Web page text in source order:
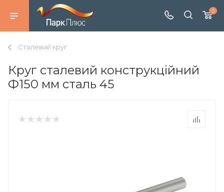
0
Сталевий круг
Круг сталевий конструкційний
Ф150 мм сталь 45